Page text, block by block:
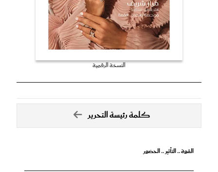
النسخة الرقمية
كلمة رئيسة التحرير
القوة .. التأثير .. الحضور